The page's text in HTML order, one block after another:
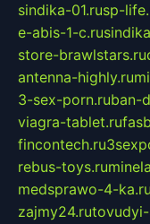
sindika-01.rusp-
e-abis-1-c.ru
store-brawlstars.ru
antenna-highly.ru
3-sex-porn.ruban-
viagra-tablet.ru
fincontech.ru
rebus-toys.ru
medsprawo-4-ka.ru
zajmy24.rutovudyi-